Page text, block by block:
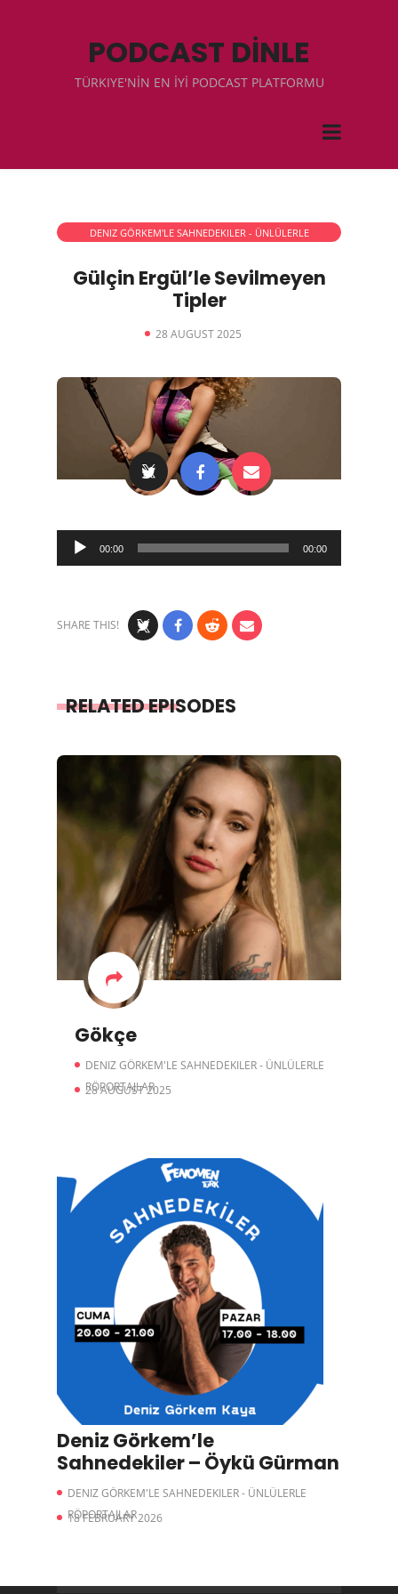
PODCAST DİNLE
TÜRKIYE'NİN EN İYİ PODCAST PLATFORMU
DENIZ GÖRKEM'LE SAHNEDEKILER - ÜNLÜLERLE
Gülçin Ergül’le Sevilmeyen
Tipler
28 AUGUST 2025
Audio
Player
00:00 00:00
SHARE THIS!
RELATED EPISODES
Gökçe
DENIZ GÖRKEM'LE SAHNEDEKILER - ÜNLÜLERLE
RÖPORTAJLAR
28 AUGUST 2025
Deniz Görkem’le
Sahnedekiler – Öykü Gürman
DENIZ GÖRKEM'LE SAHNEDEKILER - ÜNLÜLERLE
RÖPORTAJLAR
18 FEBRUARY 2026